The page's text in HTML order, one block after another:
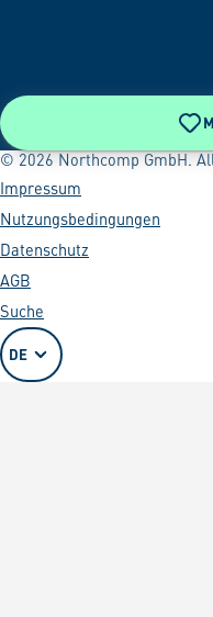
© 2026 Northcomp GmbH.
Impressum
Nutzungsbedingungen
Datenschutz
AGB
Suche
DE